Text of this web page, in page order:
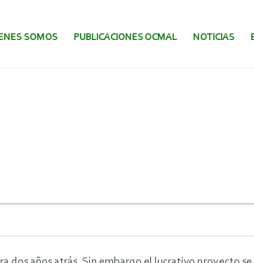
SOMOS PUBLICACIONES OCMAL NOTICIAS